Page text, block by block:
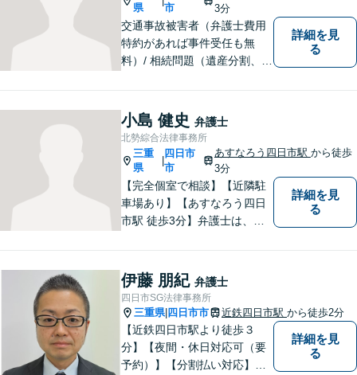
県
市
3分
交通事故被害者（弁護士費用
特約があれば事件受任も無
料）/ 相続問題（遺産分割、遺
さい。
詳細を見
る
小島 健史 弁護士
北勢綜合法律事務所
三重
県
四日市
市
あすなろう四日市駅 から徒歩
3分
【完全個室で相談】【近隣駐
車場あり】【あすなろう四日
市駅 徒歩3分】弁護士は、依
わからないことがあれば、何
でも聞いてください。 問題解
決に向かって一緒に頑張りま
しょう。
詳細を見
る
伊藤 朋紀 弁護士
四日市SG法律事務所
三重県| 四日市市 近鉄四日市駅 から徒歩2分
【近鉄四日市駅より徒歩３
分】【夜間・休日対応可（要
予約）】【分割払い対応】
詳細を見
る